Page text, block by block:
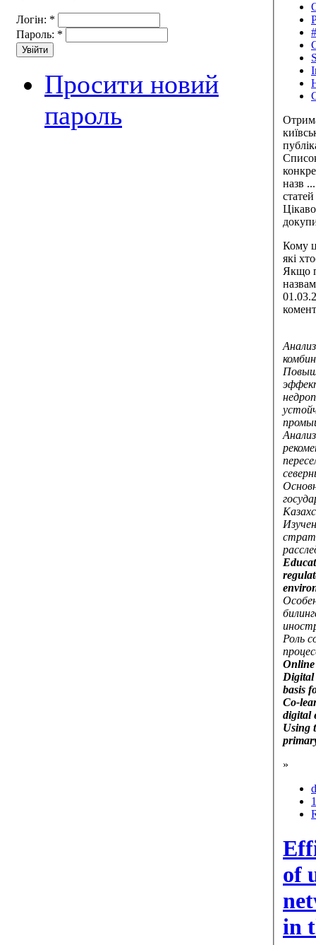
Логін: *
Пароль: *
Просити новий
пароль
назв
Кому
які
Якщо
Роль
Digital
basis
Co-
digital
Using
»
of
in